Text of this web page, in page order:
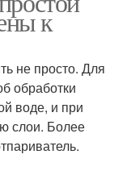
для стен
к
не просто. Для
обработки
воде, и при
слои. Более